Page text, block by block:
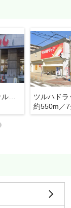
スーパーナショナルおりおの店
約550m／